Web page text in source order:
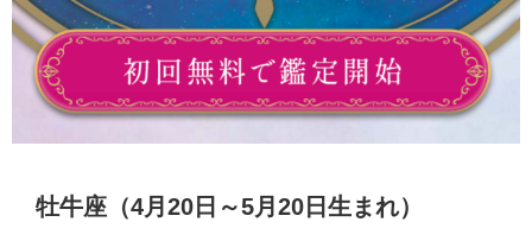
牡牛座（4月20日～5月20日生まれ）